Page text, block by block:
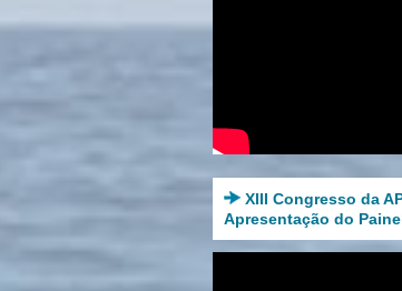
XIII Congresso da
Apresentação do